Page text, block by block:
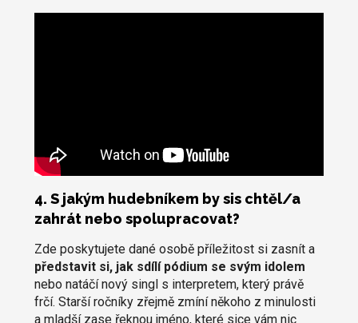
4. S jakým hudebníkem by sis chtěl/a
zahrát nebo spolupracovat?
Zde poskytujete dané osobě příležitost si zasnít a
představit si, jak sdílí pódium se svým idolem
nebo natáčí nový singl s interpretem, který právě
frčí. Starší ročníky zřejmě zmíní někoho z minulosti
a mladší zase řeknou jméno, které sice vám nic